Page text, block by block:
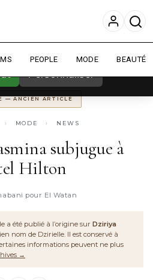
cookies pour améliorer
mesurer l'audience. En
Personnaliser
PEOPLE MODE BEAUTÉ
MÉMOIRE DU WEB ALGÉRIEN
— ANCIEN ARTICLE
› MODE › NEWS
subjugue à
Hilton
pour El Watan
a été publié à l’origine sur Dziriya
nom de Dzirielle. Il est conservé à
informations peuvent ne plus
→